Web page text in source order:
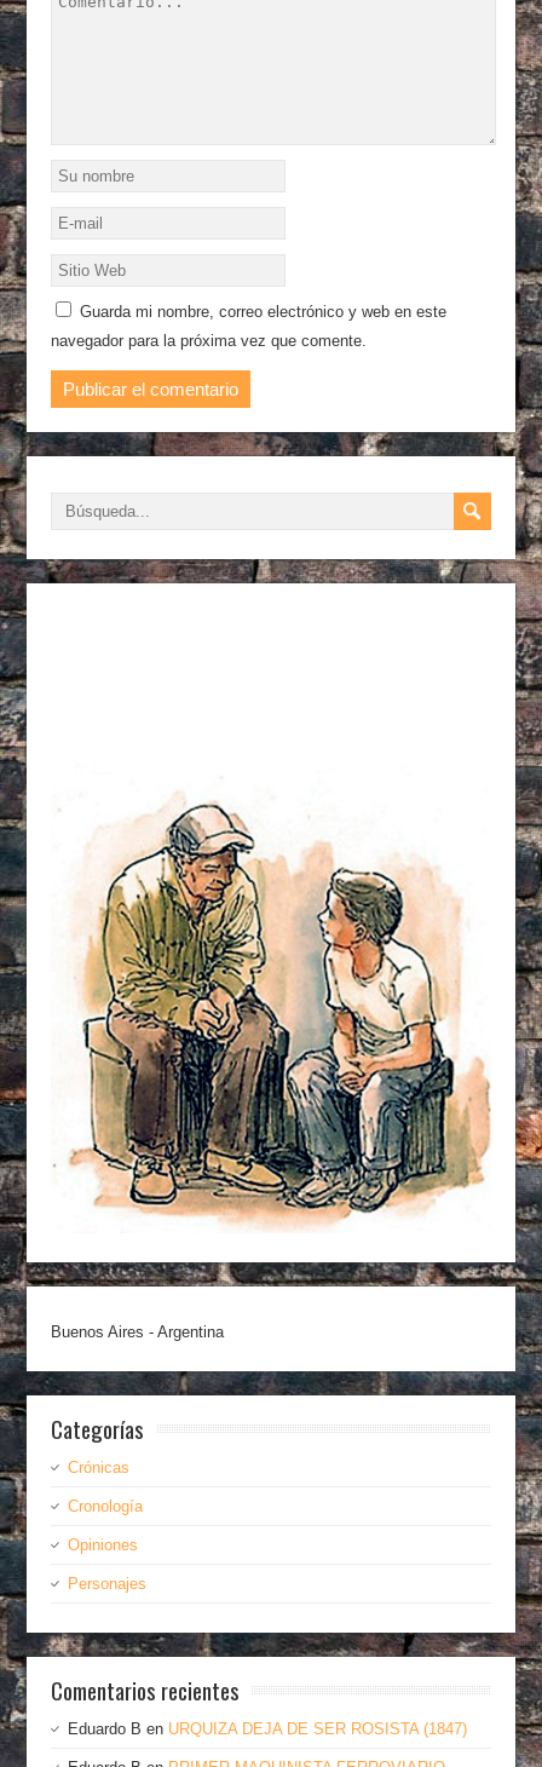
Guarda mi nombre, correo electrónico y web en este
navegador para la próxima vez que comente.
Buenos Aires - Argentina
Categorías
Crónicas
Cronología
Opiniones
Personajes
Comentarios recientes
Eduardo B en URQUIZA DEJA DE SER ROSISTA (1847)